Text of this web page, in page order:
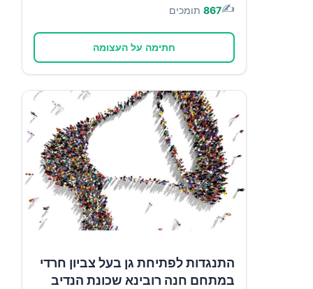
✍️
867 תומכים
חתימה על העצומה
התנגדות לפתיחת גן בעל צביון חרדי
במתחם חנה רובינא שכונת הנדיב